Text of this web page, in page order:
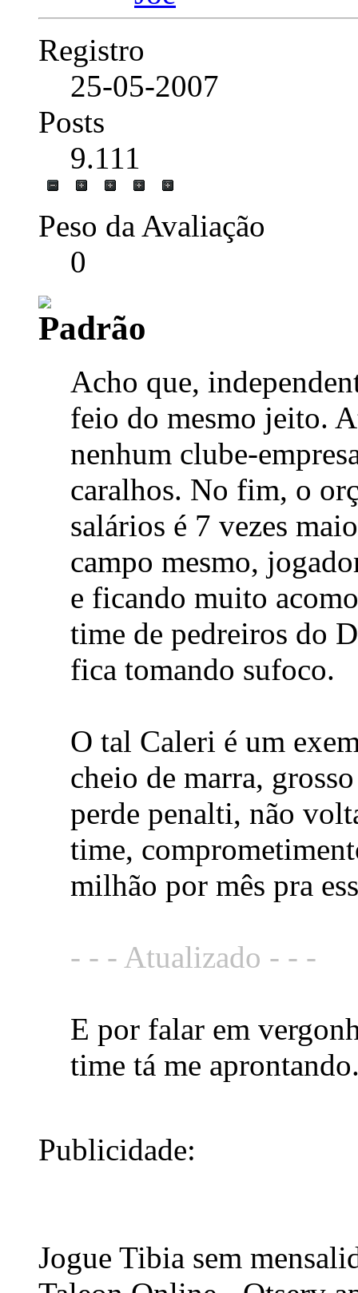
Registro
25-05-2007
Posts
9.111
Peso da Avaliação
0
Acho que,
feio do mesmo jeito.
nenhum clube-
caralhos. No fim, o
salários é 7 vezes
campo mesmo,
e ficando muito
time de pedreiros do
fica tomando sufoco.
O tal Caleri é um
cheio de marra,
perde penalti, não
time,
milhão por mês pra
- - - Atualizado - - -
E por falar em
time tá me
Publicidade:
Jogue Tibia sem